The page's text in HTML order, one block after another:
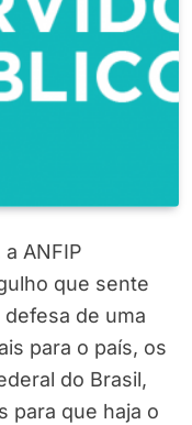
ANFIP
que sente
de uma
para o país, os
do Brasil,
para que haja o